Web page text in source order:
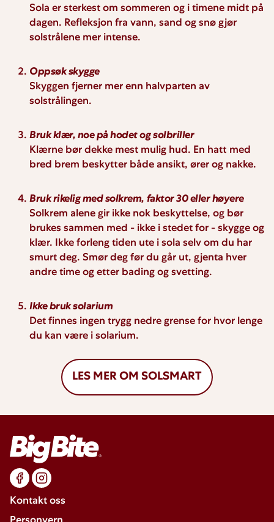
LES MER OM SOLSMART
Sola er sterkest om sommeren og i timene midt på
dagen. Refleksjon fra vann, sand og snø gjør
solstrålene mer intense.
Oppsøk skygge
Skyggen fjerner mer enn halvparten av
solstrålingen.
Bruk klær, noe på hodet og solbriller
Klærne bør dekke mest mulig hud. En hatt med
bred brem beskytter både ansikt, ører og nakke.
Bruk rikelig med solkrem, faktor 30 eller høyere
Solkrem alene gir ikke nok beskyttelse, og bør
brukes sammen med - ikke i stedet for - skygge og
klær. Ikke forleng tiden ute i sola selv om du har
smurt deg. Smør deg før du går ut, gjenta hver
andre time og etter bading og svetting.
Ikke bruk solarium
Det finnes ingen trygg nedre grense for hvor lenge
du kan være i solarium.
Kontakt oss